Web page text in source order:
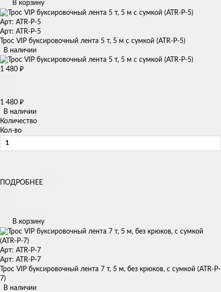
В корзину
Арт: ATR-P-5
Арт: ATR-P-5
Трос VIP буксировочный лента 5 т, 5 м с сумкой (ATR-P-5)
В наличии
1 480 ₽
1 480 ₽
В наличии
Количество
Кол-во
ПОДРОБНЕЕ
В корзину
Арт: ATR-P-7
Арт: ATR-P-7
Трос VIP буксировочный лента 7 т, 5 м, без крюков, с сумкой (ATR-P-
7)
В наличии